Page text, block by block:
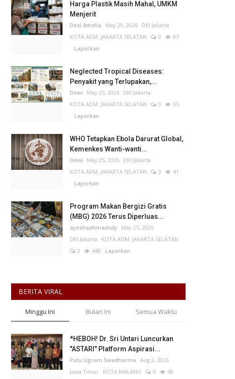
Harga Plastik Masih Mahal, UMKM
Menjerit
Desi Amelia May 29, 2026 DKI Jakarta
KOTA ADM. JAKARTA SELATAN
0
87
Laporkan
Neglected Tropical Diseases:
Penyakit yang Terlupakan,...
Dewi May 25, 2026 DKI Jakarta
KOTA ADM. JAKARTA SELATAN
0
65
Laporkan
WHO Tetapkan Ebola Darurat Global,
Kemenkes Wanti-wanti...
Dewi May 25, 2026 DKI Jakarta
KOTA ADM. JAKARTA SELATAN
0
41
Laporkan
Program Makan Bergizi Gratis
(MBG) 2026 Terus Diperluas...
ayeshaahmadsdy May 25, 2026
DKI Jakarta
KOTA ADM. JAKARTA SELATAN
0
448 Laporkan
BERITA VIRAL
Minggu Ini Bulan Ini Semua Waktu
*HEBOH! Dr. Sri Untari Luncurkan
"ASTARI" Platform Aspirasi...
Putu Ugram Swadharma Aug 2, 2026
Jawa Timur KOTA MALANG 0
40